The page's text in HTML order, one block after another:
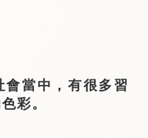
當中，有很多習
彩。